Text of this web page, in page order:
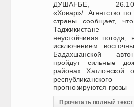
ДУШАНБЕ,
«Ховар»/. Агентство по
страны сообщает,
Таджикистане
неустойчивая погода,
исключением
Бадахшанской
пройдут сильные
районах Хатлонской
прогнозируются грозы
Прочитать полный текст